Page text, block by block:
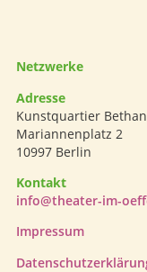
Netzwerke
Adresse
Kunstquartier
Mariannenplatz 2
10997 Berlin
Kontakt
info@theater-im-
Impressum